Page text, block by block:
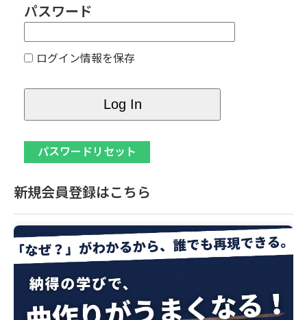
パスワード
ログイン情報を保存
新規会員登録はこちら